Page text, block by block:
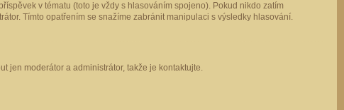
v tématu (toto je vždy s hlasováním spojeno). Pokud nikdo zatím
Tímto opatřením se snažíme zabránit manipulaci s výsledky hlasování.
jen moderátor a administrátor, takže je kontaktujte.